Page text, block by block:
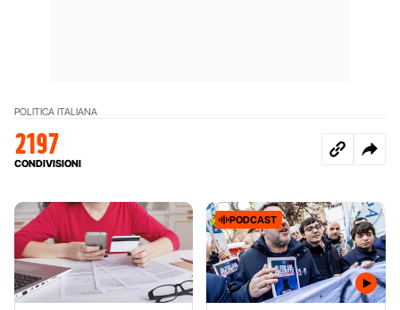
POLITICA ITALIANA
2197
CONDIVISIONI
PODCAST